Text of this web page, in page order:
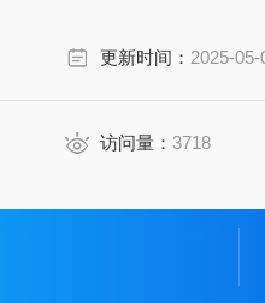
更新时间： 2025-05-
访问量： 3718